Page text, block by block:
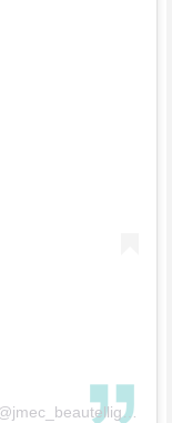
Beautelligence[ビューテリジェンス]さん(@jmec_beautelligence)がシェアした投稿